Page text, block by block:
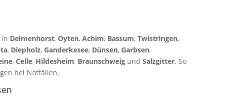
in Delmenhorst, Oyten, Achim, Bassum, Twistringen,
, Diepholz, Ganderkesee, Dünsen, Garbsen,
, Celle, Hildesheim, Braunschweig und Salzgitter. So
bei Notfällen.